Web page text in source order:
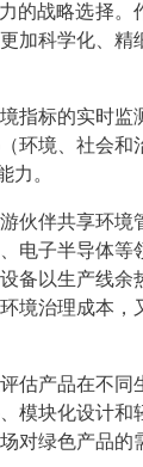
的战略选择。
加科学化、精
指标的实时监
环境、社会和
力。
伙伴共享环境
电子半导体等
备以生产线余
境治理成本，
估产品在不同
模块化设计和
对绿色产品的